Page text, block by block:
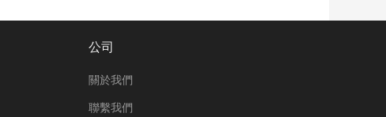
公司
關於我們
聯繫我們